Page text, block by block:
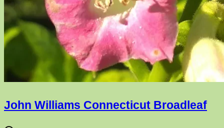
John Williams Connecticut Broadleaf